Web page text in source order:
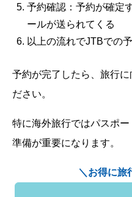
予約確認：予約が確定
ールが送られてくる
以上の流れでJTBでの
予約が完了したら、旅行
ださい。
特に海外旅行ではパスポ
準備が重要になります。
＼お得に旅